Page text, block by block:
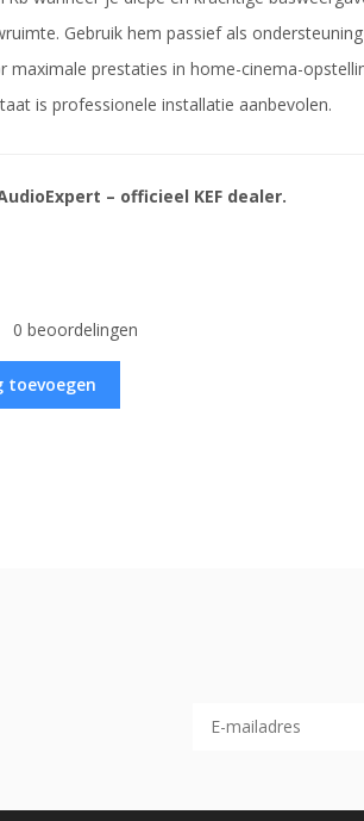
Gebruik hem passief als
maximale prestaties in home-cinema-
is professionele installatie aanbevolen.
– officieel KEF dealer.
0 beoordelingen
toevoegen